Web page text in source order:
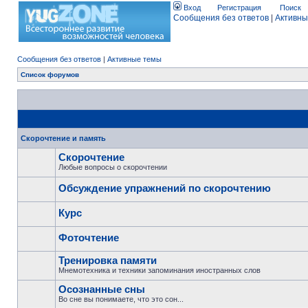
Вход Регистрация Поиск
Сообщения без ответов
Сообщения без ответов | Активные темы
Список форумов
Скорочтение и память
Скорочтение
Любые вопросы о скорочтении
Обсуждение упражнений по скорочтению
Курс
Фоточтение
Тренировка памяти
Мнемотехника и техники запоминания иностранных слов
Осознанные сны
Во сне вы понимаете, что это сон...